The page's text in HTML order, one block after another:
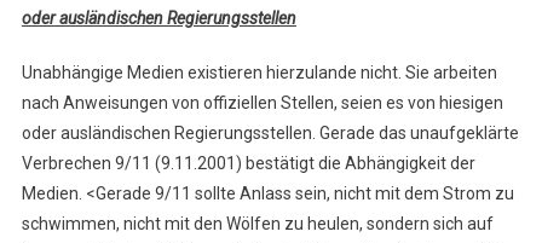
oder ausländischen Regierungsstellen
Unabhängige Medien existieren hierzulande nicht. Sie arbeiten
nach Anweisungen von offiziellen Stellen, seien es von hiesigen
oder ausländischen Regierungsstellen. Gerade das unaufgeklärte
Verbrechen 9/11 (9.11.2001) bestätigt die Abhängigkeit der
Medien. <Gerade 9/11 sollte Anlass sein, nicht mit dem Strom zu
schwimmen, nicht mit den Wölfen zu heulen, sondern sich auf